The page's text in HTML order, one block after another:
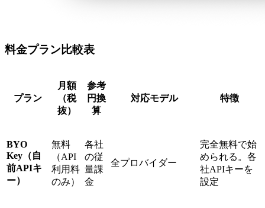
料金プラン比較表
プラン
月額
（税
抜）
参考
円換
算
対応モデル 特徴
BYO
Key（自
前APIキ
ー）
無料
（API
利用料
のみ）
各社
の従
量課
金
全プロバイダー
完全無料で始
められる。各
社APIキーを
設定